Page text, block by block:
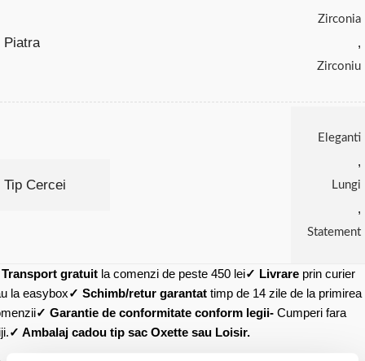
Piatra
Zirconia
,
Zirconiu
Tip Cercei
Eleganti
,
Lungi
,
Statement
Transport gratuit la comenzi de peste 450 lei✓ Livrare prin curier
la easybox✓ Schimb/retur garantat timp de 14 zile de la primirea
✓ Garantie de conformitate conform legii- Cumperi fara
✓ Ambalaj cadou tip sac Oxette sau Loisir.